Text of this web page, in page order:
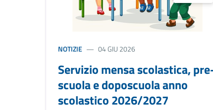
NOTIZIE 04 GIU 2026
Servizio mensa scolastica,
scuola e doposcuola anno
scolastico 2026/2027